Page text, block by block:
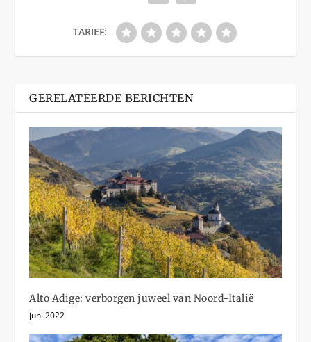
TARIEF:
GERELATEERDE BERICHTEN
Alto Adige: verborgen juweel van Noord-Italië
juni 2022